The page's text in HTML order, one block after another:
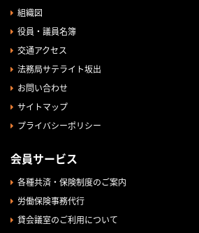
組織図
役員・議員名簿
交通アクセス
法務局サテライト坂出
お問い合わせ
サイトマップ
プライバシーポリシー
会員サービス
各種共済・保険制度のご案内
労働保険事務代行
貸会議室のご利用について